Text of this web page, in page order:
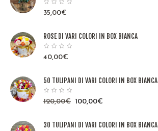
35,00€
ROSE DI VARI COLORI IN BOX BIANCA
40,00€
50 TULIPANI DI VARI COLORI IN BOX BIANCA
120,00€ 100,00€
30 TULIPANI DI VARI COLORI IN BOX BIANCA